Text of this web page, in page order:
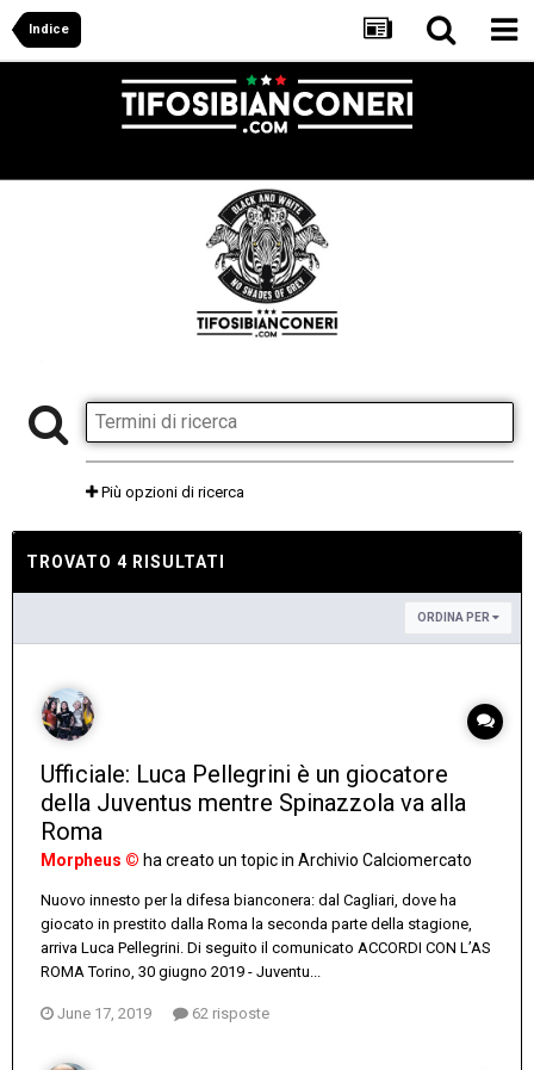
Indice
Più opzioni di ricerca
TROVATO 4 RISULTATI
ORDINA PER
Ufficiale: Luca Pellegrini è un giocatore
della Juventus mentre Spinazzola va alla
Roma
Morpheus © ha creato un topic in Archivio Calciomercato
Nuovo innesto per la difesa bianconera: dal Cagliari, dove ha
giocato in prestito dalla Roma la seconda parte della stagione,
arriva Luca Pellegrini. Di seguito il comunicato ACCORDI CON L’AS
ROMA Torino, 30 giugno 2019 - Juventu...
June 17, 2019 62 risposte